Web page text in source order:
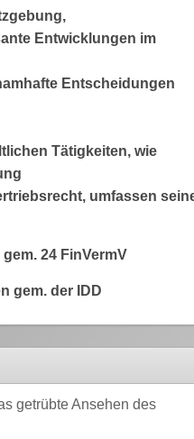
Entwicklungen im
Entscheidungen
Tätigkeiten, wie
umfassen
24 FinVermV
gem. der IDD
getrübte Ansehen des